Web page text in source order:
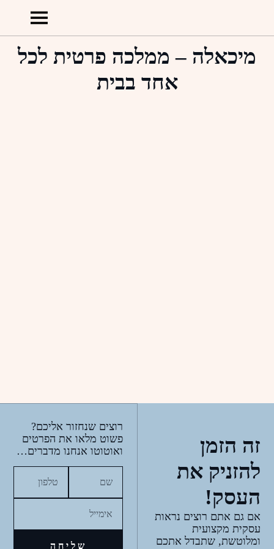
מיכאלה – ממלכה פרטית לכל
אחד בבית
זה הזמן
להזניק את
העסק!
אם גם אתם רוצים נראות
עסקית מקצועית
ומלוטשת, שתבדל אתכם
רוצים שנחזור אליכם?
פשוט מלאו את הפרטים
ואוטוטו אנחנו מדברים…
שליחה